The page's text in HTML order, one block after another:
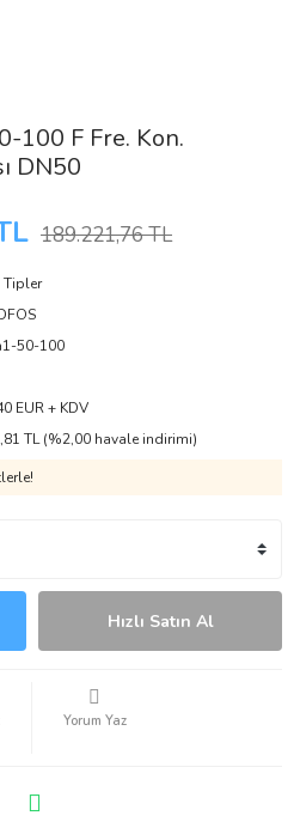
100 F Fre. Kon.
DN50
189.221,76 TL
Tipler
50-100
EUR + KDV
TL (%2,00 havale indirimi)
Hızlı Satın Al
Yorum Yaz